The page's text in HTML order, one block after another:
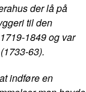
der lå på
til den
1849 og var
63).
indføre en